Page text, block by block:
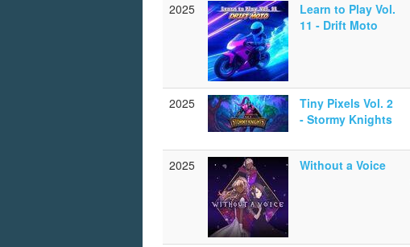
2025
Learn to Play Vol.
11 - Drift Moto
2025
Tiny Pixels Vol. 2
- Stormy Knights
2025 Without a Voice